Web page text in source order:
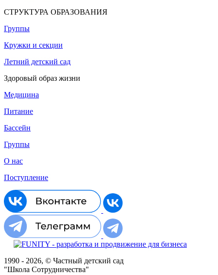
СТРУКТУРА ОБРАЗОВАНИЯ
Группы
Кружки и секции
Летний детский сад
Здоровый образ жизни
Медицина
Питание
Бассейн
Группы
О нас
Поступление
1990 - 2026, © Частный детский сад
"Школа Сотрудничества"